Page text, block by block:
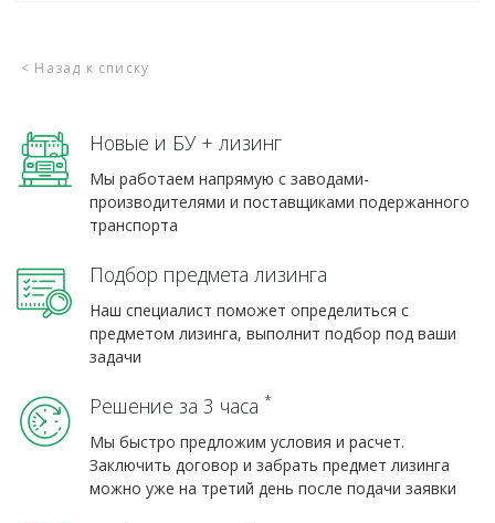
< Назад к списку
Новые и БУ + лизинг
Мы работаем напрямую с заводами-
производителями и поставщиками подержанного
транспорта
Подбор предмета лизинга
Наш специалист поможет определиться с
предметом лизинга, выполнит подбор под ваши
задачи
Решение за 3 часа *
Мы быстро предложим условия и расчет.
Заключить договор и забрать предмет лизинга
можно уже на третий день после подачи заявки